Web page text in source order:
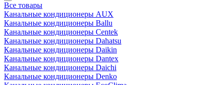
Все товары
Канальные кондиционеры AUX
Канальные кондиционеры Ballu
Канальные кондиционеры Centek
Канальные кондиционеры Dahatsu
Канальные кондиционеры Daikin
Канальные кондиционеры Dantex
Канальные кондиционеры Daichi
Канальные кондиционеры Denko